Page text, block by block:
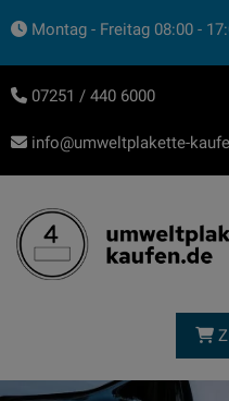
Montag - Freitag 08:00 -
07251 / 440 6000
info@umweltplakette-